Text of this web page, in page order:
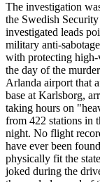
The investigation
the Swedish
investigated leads
military anti-
with protecting
the day of the
Arlanda airport that
base at Karlsborg,
taking hours on
from 422 stations in
night. No flight
have ever been
physically fit the
joked during the